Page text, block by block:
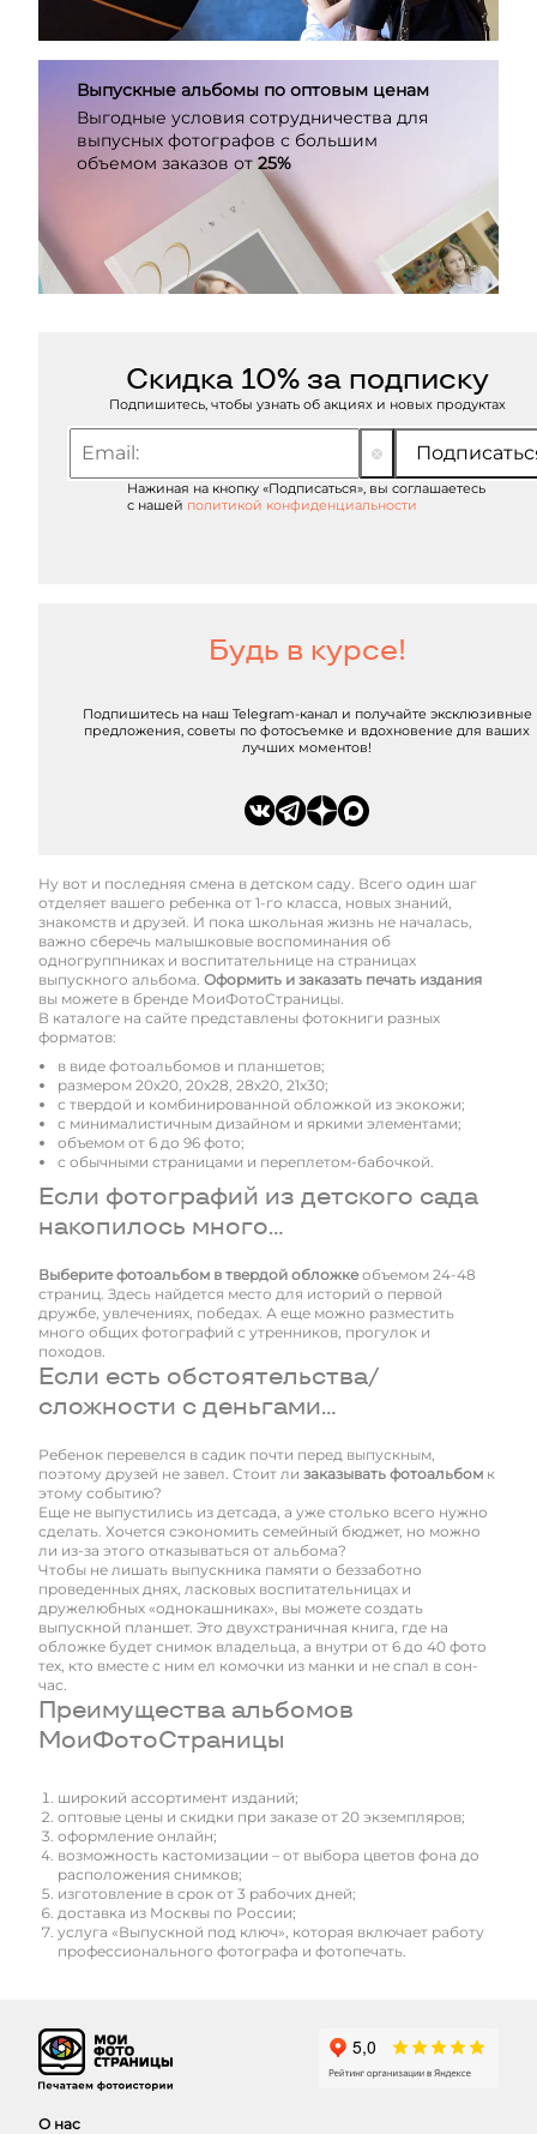
Выпускные альбомы по оптовым ценам
Выгодные условия сотрудничества для
выпусных фотографов с большим
объемом заказов от25%
Скидка 10% за подписку
Подпишитесь, чтобы узнать об акциях и новых продуктах
Нажиная на кнопку «Подписаться», вы соглашаетесь
с нашей политикой конфиденциальности
Будь в курсе!
Подпишитесь на наш Telegram-канал и получайте эксклюзивные
предложения, советы по фотосъемке и вдохновение для ваших
лучших моментов!
Ну вот и последняя смена в детском саду. Всего один шаг
отделяет вашего ребенка от 1-го класса, новых знаний,
знакомств и друзей. И пока школьная жизнь не началась,
важно сберечь малышковые воспоминания об
одногруппниках и воспитательнице на страницах
выпускного альбома. Оформить и заказать печать издания
вы можете в бренде МоиФотоСтраницы.
В каталоге на сайте представлены фотокниги разных
форматов:
в виде фотоальбомов и планшетов;
размером 20х20, 20х28, 28х20, 21х30;
с твердой и комбинированной обложкой из экокожи;
с минималистичным дизайном и яркими элементами;
объемом от 6 до 96 фото;
с обычными страницами и переплетом-бабочкой.
Если фотографий из детского сада
накопилось много…
Выберите фотоальбом в твердой обложкеобъемом 24-48
страниц. Здесь найдется место для историй о первой
дружбе, увлечениях, победах. А еще можно разместить
много общих фотографий с утренников, прогулок и
походов.
Если есть обстоятельства/
сложности с деньгами…
Ребенок перевелся в садик почти перед выпускным,
поэтому друзей не завел. Стоит ли заказывать фотоальбом к
этому событию?
Еще не выпустились из детсада, а уже столько всего нужно
сделать. Хочется сэкономить семейный бюджет, но можно
ли из-за этого отказываться от альбома?
Чтобы не лишать выпускника памяти о беззаботно
проведенных днях, ласковых воспитательницах и
дружелюбных «однокашниках», вы можете создать
выпускной планшет. Это двухстраничная книга, где на
обложке будет снимок владельца, а внутри от 6 до 40 фото
тех, кто вместе с ним ел комочки из манки и не спал в сон-
час.
Преимущества альбомов
МоиФотоСтраницы
широкий ассортимент изданий;
оптовые цены и скидки при заказе от 20 экземпляров;
оформление онлайн;
возможность кастомизации – от выбора цветов фона до
расположения снимков;
изготовление в срок от 3 рабочих дней;
доставка из Москвы по России;
услуга «Выпускной под ключ», которая включает работу
профессионального фотографа и фотопечать.
О нас